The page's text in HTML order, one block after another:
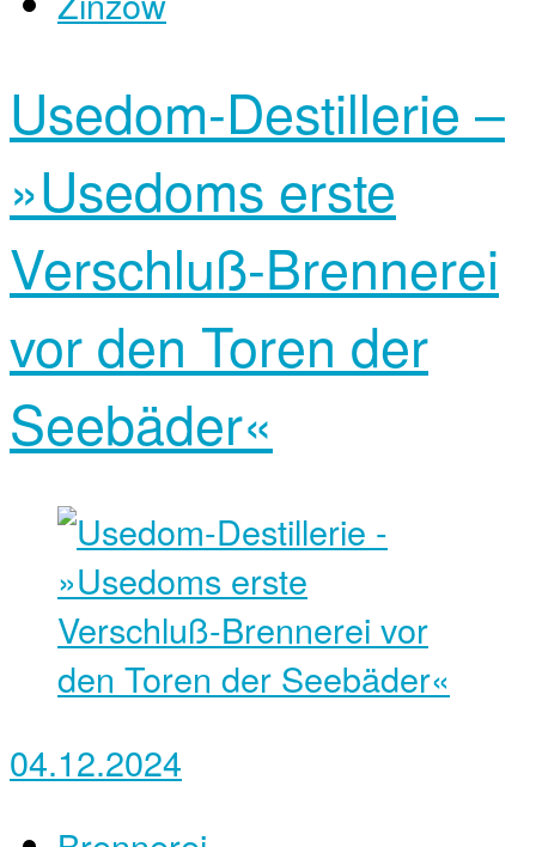
Usedom-Destillerie –
»Usedoms erste
Verschluß-Brennerei
vor den Toren der
Seebäder«
04.12.2024